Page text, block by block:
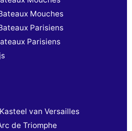
Mouches
Parisiens
Parisiens
van Versailles
de Triomphe